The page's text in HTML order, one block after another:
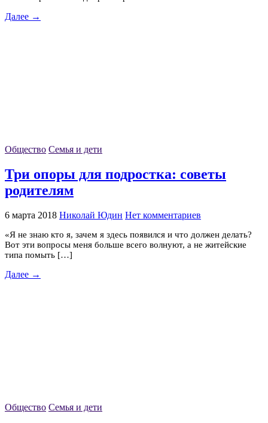
Далее →
Общество Семья и дети
Три опоры для подростка: советы
родителям
6 марта 2018 Николай Юдин Нет комментариев
«Я не знаю кто я, зачем я здесь появился и что должен делать?
Вот эти вопросы меня больше всего волнуют, а не житейские
типа помыть […]
Далее →
Общество Семья и дети